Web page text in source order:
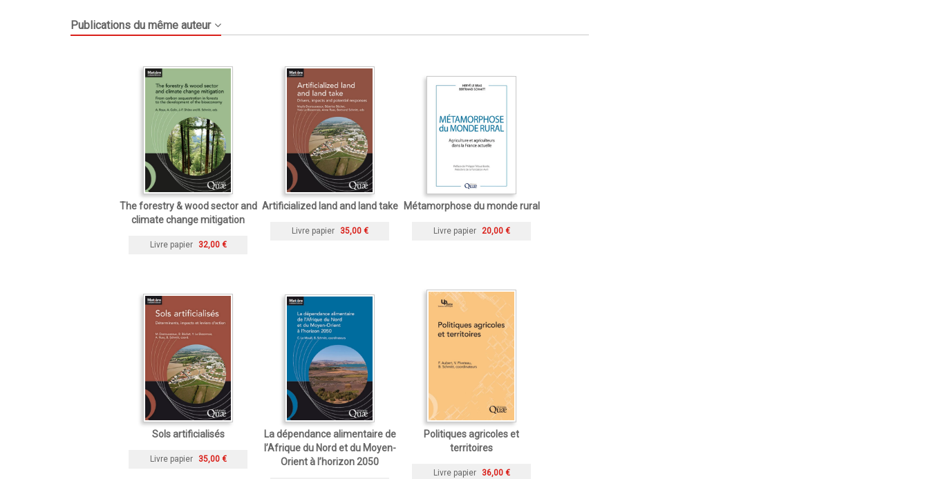
Publications du même auteur
The forestry & wood sector and
climate change mitigation
Livre papier 32,00 €
Artificialized land and land take
Livre papier 35,00 €
Métamorphose du monde rural
Livre papier 20,00 €
Sols artificialisés
Livre papier 35,00 €
La dépendance alimentaire de
l’Afrique du Nord et du Moyen-
Orient à l’horizon 2050
Politiques agricoles et
territoires
Livre papier 36,00 €